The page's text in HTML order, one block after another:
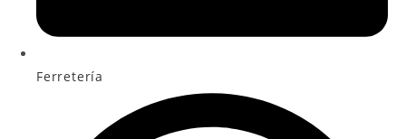
Ferretería